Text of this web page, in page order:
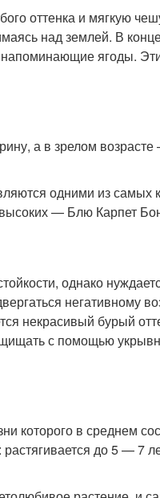
оттенка и мягкую
над землей. В
ягоды.
а в зрелом возрасте
одними из самых
— Блю Карпет
однако
негативному
некрасивый бурый
с помощью
которого в среднем
до 5 — 7